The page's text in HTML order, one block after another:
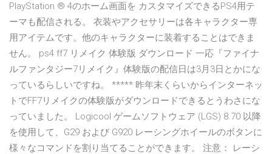
PlayStation ® 4のホーム画面を カスタマイズできるPS4用テ
ーマも配信される。 衣装やアクセサリーは各キャラクター専
用アイテムです。他のキャラクターに装着することはできま
せん。 ps4 ff7 リメイク 体験版 ダウンロード 一応『ファイナ
ルファンタジー7リメイク』体験版の配信日は3月3日とかにな
っているらしいですね。 ***** 昨年末くらいからインターネッ
トでFF7リメイクの体験版がダウンロードできるとうわさにな
っていました。 Logicool ゲームソフトウェア (LGS) 8.70 以降
を使用して、G29 および G920 レーシングホイールのボタンに
様々なコマンドを割り当てることができます。 注意： レーシ